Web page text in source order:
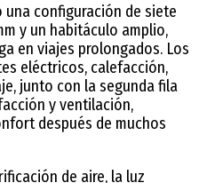
una configuración de siete
y un habitáculo amplio,
en viajes prolongados. Los
eléctricos, calefacción,
junto con la segunda fila
y ventilación,
después de muchos
de aire, la luz